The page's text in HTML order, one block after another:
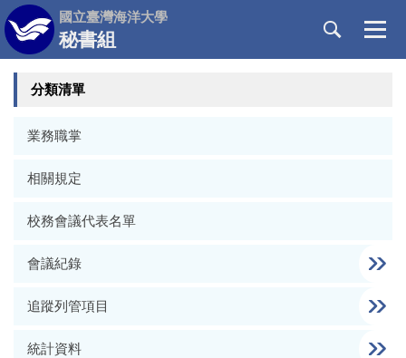
跳
到
主
要
國立臺灣海洋大學
秘書組
分類清單
業務職掌
相關規定
校務會議代表名單
會議紀錄
追蹤列管項目
統計資料